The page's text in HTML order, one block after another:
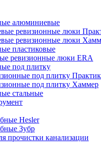
алюминиевые
ревизионные люки
ревизионные люки
пластиковые
ревизионные люки ERA
под плитку
под плитку
под плитку Хаммер
стальные
Hesler
Зубр
прочистки канализации